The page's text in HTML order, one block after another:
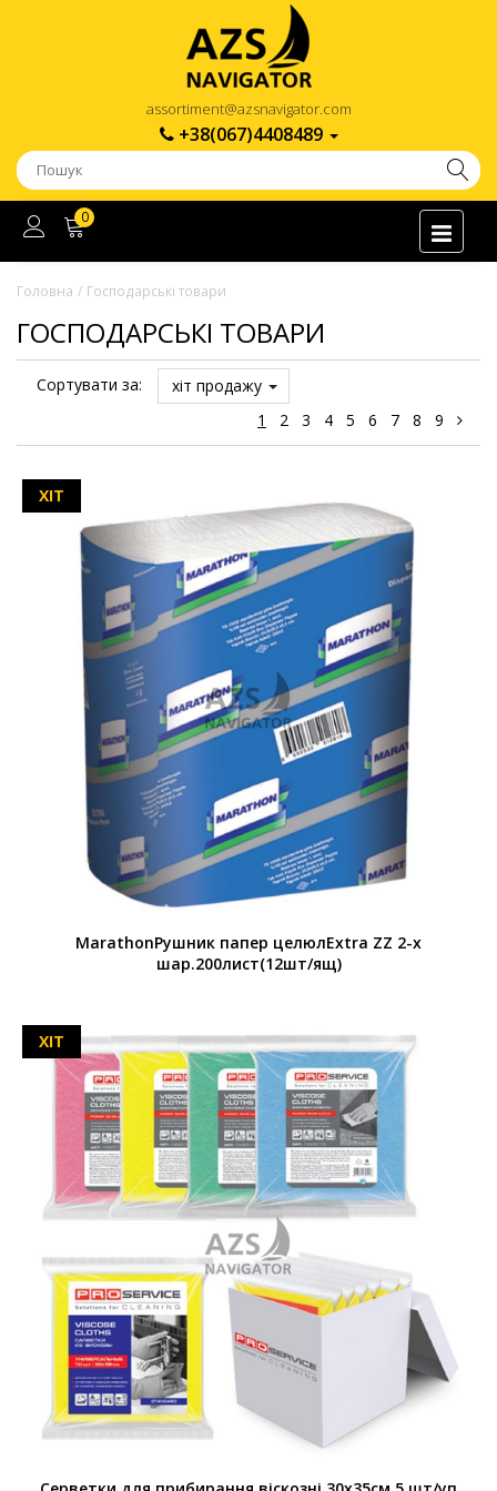
assortiment@azsnavigator.com
+38(067)4408489
0
Головна Господарські товари
ГОСПОДАРСЬКІ ТОВАРИ
Сортувати за:
хіт продажу
1
2 3 4 5 6 7 8 9
ХІТ
MarathonРушник папер целюлExtra ZZ 2-х
шар.200лист(12шт/ящ)
ХІТ